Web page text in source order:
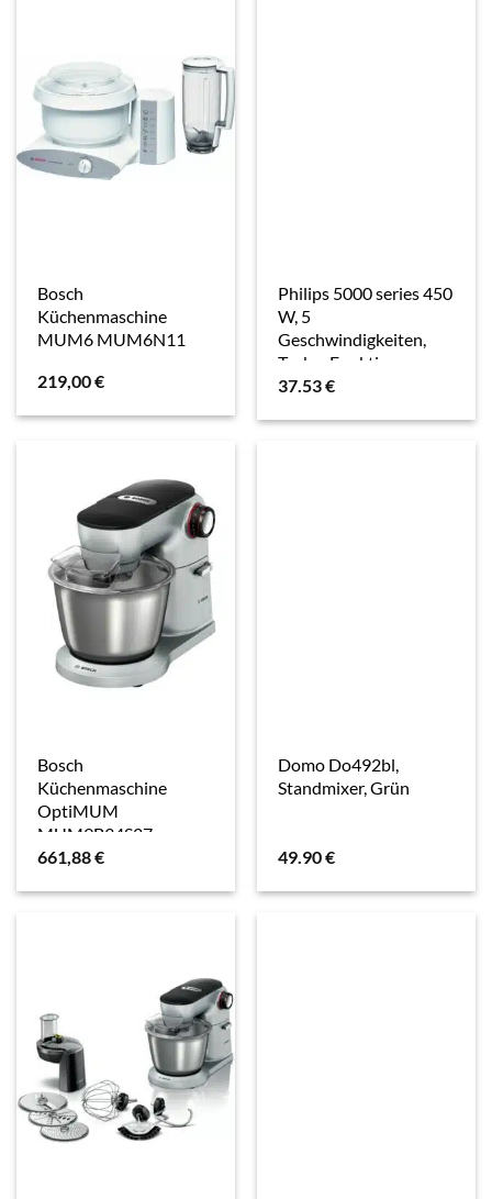
Bosch
Küchenmaschine
MUM6 MUM6N11
219,00€
Philips 5000 series 450
W, 5
Geschwindigkeiten,
Turbo-Funktion,
kaschmirgrau, Mixer
37.53€
Bosch
Küchenmaschine
OptiMUM
MUM9B34S27
661,88€
Domo Do492bl,
Standmixer, Grün
49.90€